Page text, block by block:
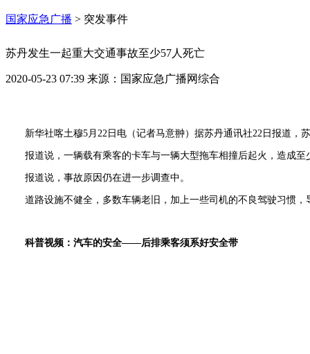
国家应急广播 > 突发事件
苏丹发生一起重大交通事故至少57人死亡
2020-05-23 07:39 来源： 国家应急广播网综合
新华社喀土穆5月22日电（记者马意翀）据苏丹通讯社22日报道，
报道说，一辆载有乘客的卡车与一辆大型拖车相撞后起火，造成
报道说，事故原因仍在进一步调查中。
道路设施不健全，多数车辆老旧，加上一些司机的不良驾驶习惯，
科普视频：汽车的安全——后排乘客须系好安全带